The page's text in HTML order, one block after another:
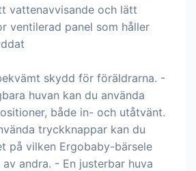
vattenavvisande och lätt
ventilerad panel som håller
skydd för föräldrarna. -
huvan kan du använda
både in- och utåtvänt.
tryckknappar kan du
på vilken Ergobaby-bärsele
andra. - En justerbar huva